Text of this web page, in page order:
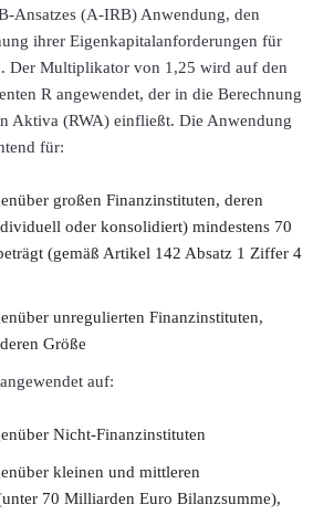
Ansatzes (A-IRB) Anwendung, den
ihrer Eigenkapitalanforderungen für
Der Multiplikator von 1,25 wird auf den
R angewendet, der in die Berechnung
Aktiva (RWA) einfließt. Die Anwendung
für:
großen Finanzinstituten, deren
oder konsolidiert) mindestens 70
(gemäß Artikel 142 Absatz 1 Ziffer 4
unregulierten Finanzinstituten,
Größe
auf:
Nicht-Finanzinstituten
kleinen und mittleren
70 Milliarden Euro Bilanzsumme),